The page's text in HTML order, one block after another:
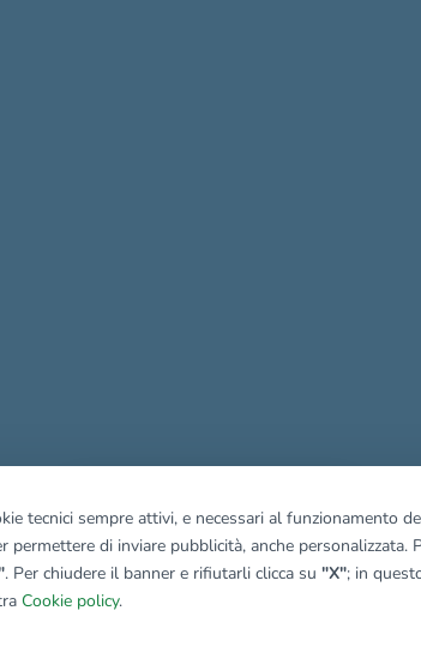
Mostra tutti gli immobili del riquadro
tecnici sempre attivi, e necessari al funzionamento
permettere di inviare pubblicità, anche personalizzata.
. Per chiudere il banner e rifiutarli clicca su "X"; in
Cookie policy.